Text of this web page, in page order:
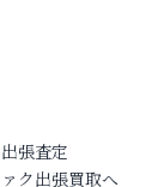
張査定
ク出張買取へ